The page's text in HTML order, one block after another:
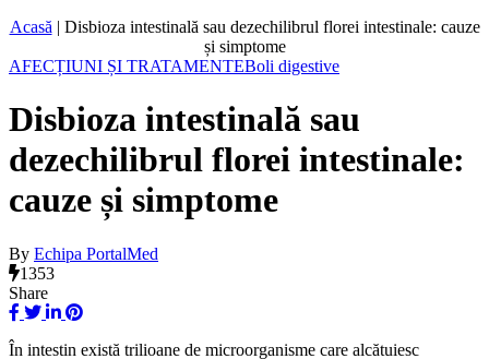
Acasă | Disbioza intestinală sau dezechilibrul florei intestinale: cauze
și simptome
AFECȚIUNI ȘI TRATAMENTEBoli digestive
Disbioza intestinală sau
dezechilibrul florei intestinale:
cauze și simptome
By Echipa PortalMed
1353
Share
În intestin există trilioane de microorganisme care alcătuiesc